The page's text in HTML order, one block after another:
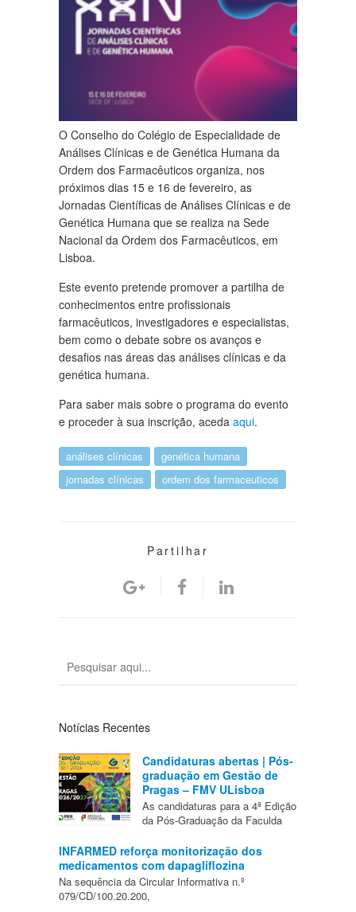
O Conselho do Colégio de Especialidade de
Análises Clínicas e de Genética Humana da
Ordem dos Farmacêuticos organiza, nos
próximos dias 15 e 16 de fevereiro, as
Jornadas Científicas de Análises Clínicas e de
Genética Humana que se realiza na Sede
Nacional da Ordem dos Farmacêuticos, em
Lisboa.
Este evento pretende promover a partilha de
conhecimentos entre profissionais
farmacêuticos, investigadores e especialistas,
bem como o debate sobre os avanços e
desafios nas áreas das análises clínicas e da
genética humana.
Para saber mais sobre o programa do evento
e proceder à sua inscrição, aceda aqui.
análises clínicas
genética humana
jornadas clínicas
ordem dos farmaceuticos
Partilhar
Notícias Recentes
Candidaturas abertas | Pós-
graduação em Gestão de
Pragas – FMV ULisboa
As candidaturas para a 4ª Edição
da Pós-Graduação da Faculda
INFARMED reforça monitorização dos
medicamentos com dapagliflozina
Na sequência da Circular Informativa n.º
079/CD/100.20.200,